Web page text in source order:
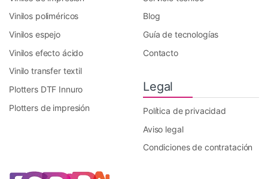
Vinilos poliméricos
Vinilos espejo
Vinilos efecto ácido
Vinilo transfer textil
Plotters DTF Innuro
Plotters de impresión
Blog
Guía de tecnologías
Contacto
Legal
Política de privacidad
Aviso legal
Condiciones de contratación